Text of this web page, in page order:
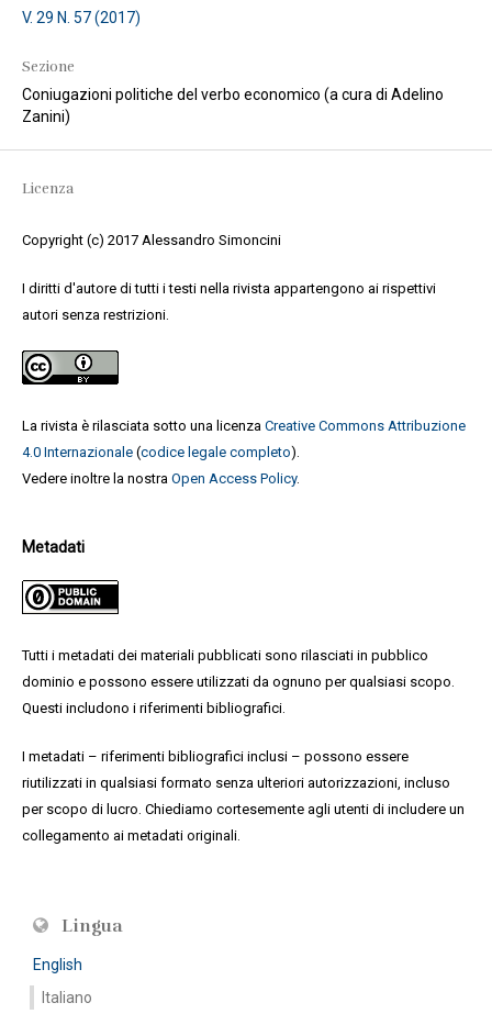
V. 29 N. 57 (2017)
Sezione
Coniugazioni politiche del verbo economico (a cura di Adelino
Zanini)
Licenza
Copyright (c) 2017 Alessandro Simoncini
I diritti d'autore di tutti i testi nella rivista appartengono ai rispettivi
autori senza restrizioni.
La rivista è rilasciata sotto una licenza Creative Commons Attribuzione
4.0 Internazionale(codice legale completo).
Vedere inoltre la nostra Open Access Policy.
Metadati
Tutti i metadati dei materiali pubblicati sono rilasciati in pubblico
dominio e possono essere utilizzati da ognuno per qualsiasi scopo.
Questi includono i riferimenti bibliografici.
I metadati – riferimenti bibliografici inclusi – possono essere
riutilizzati in qualsiasi formato senza ulteriori autorizzazioni, incluso
per scopo di lucro. Chiediamo cortesemente agli utenti di includere un
collegamento ai metadati originali.
Lingua
English
Italiano